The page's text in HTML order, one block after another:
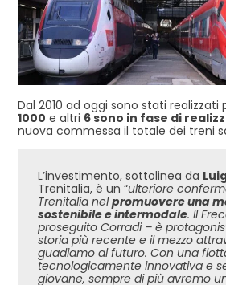
Dal 2010 ad oggi sono stati realizzati
1000 e altri 6 sono in fase di
nuova commessa il totale dei treni
L’investimento, sottolinea da
Trenitalia, è un “ulteriore
Trenitalia nelpromuovere una
sostenibile e intermodale. Il
proseguito Corradi – è
storia più recente e il mezzo
guadiamo al futuro. Con una
tecnologicamente innovativa e
giovane, sempre di più avremo